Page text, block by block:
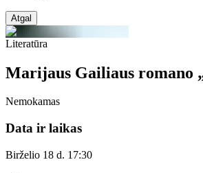
Atgal
Literatūra
Marijaus Gailiaus romano
Nemokamas
Data ir laikas
Birželio 18 d. 17:30